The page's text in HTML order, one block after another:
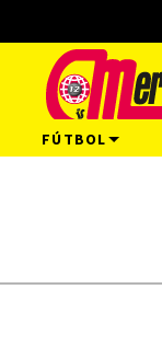
FÚTBOL